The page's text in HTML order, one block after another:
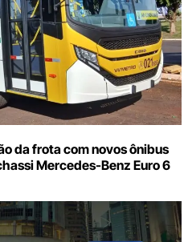
da frota com novos ônibus
Mercedes-Benz Euro 6